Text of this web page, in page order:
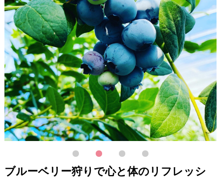
2
ブルーベリー狩りで心と体のリフレッシ